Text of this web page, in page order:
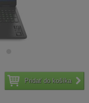
Pridať do košíka